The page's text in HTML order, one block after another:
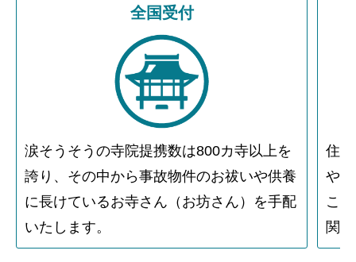
全国受付
涙そうそうの寺院提携数は800カ寺以上を
誇り、その中から事故物件のお祓いや供養
に長けているお寺さん（お坊さん）を手配
いたします。
住
や
こ
関